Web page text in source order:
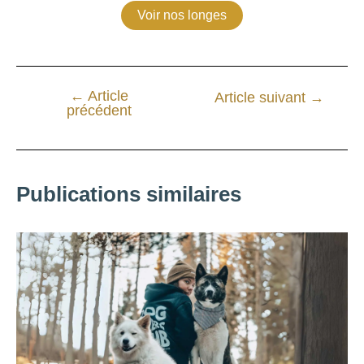
Voir nos longes
← Article
précédent
Article suivant →
Publications similaires